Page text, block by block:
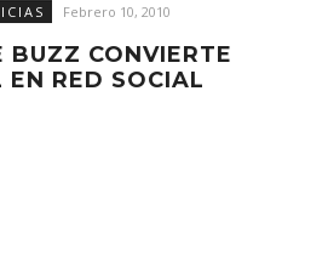
Febrero 10, 2010
BUZZ CONVIERTE
EN RED SOCIAL